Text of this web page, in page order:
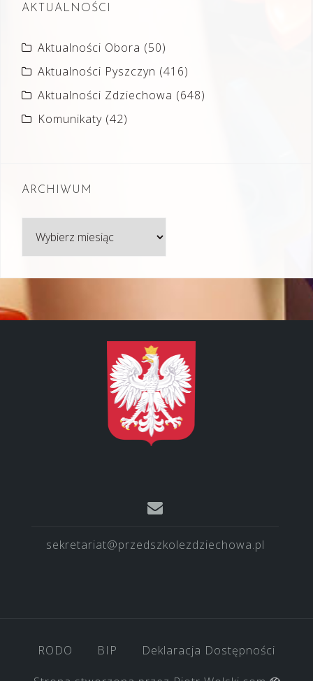
AKTUALNOŚCI
Aktualności Obora (50)
Aktualności Pyszczyn (416)
Aktualności Zdziechowa (648)
Komunikaty (42)
ARCHIWUM
sekretariat@przedszkolezdziechowa.pl
RODO BIP Deklaracja Dostępności